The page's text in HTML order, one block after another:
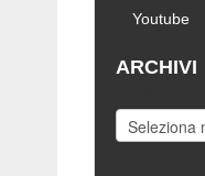
Youtube
ARCHIVI